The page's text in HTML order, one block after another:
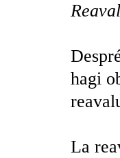
hagi
La